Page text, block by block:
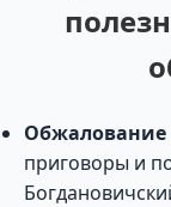
приговоры и